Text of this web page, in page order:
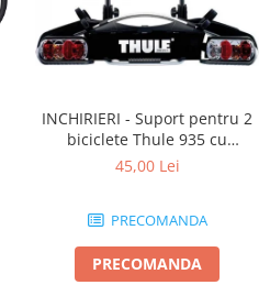
INCHIRIERI - Suport pentru 2
biciclete Thule 935 cu
prindere pe carligul de
45,00 Lei
PRECOMANDA
PRECOMANDA